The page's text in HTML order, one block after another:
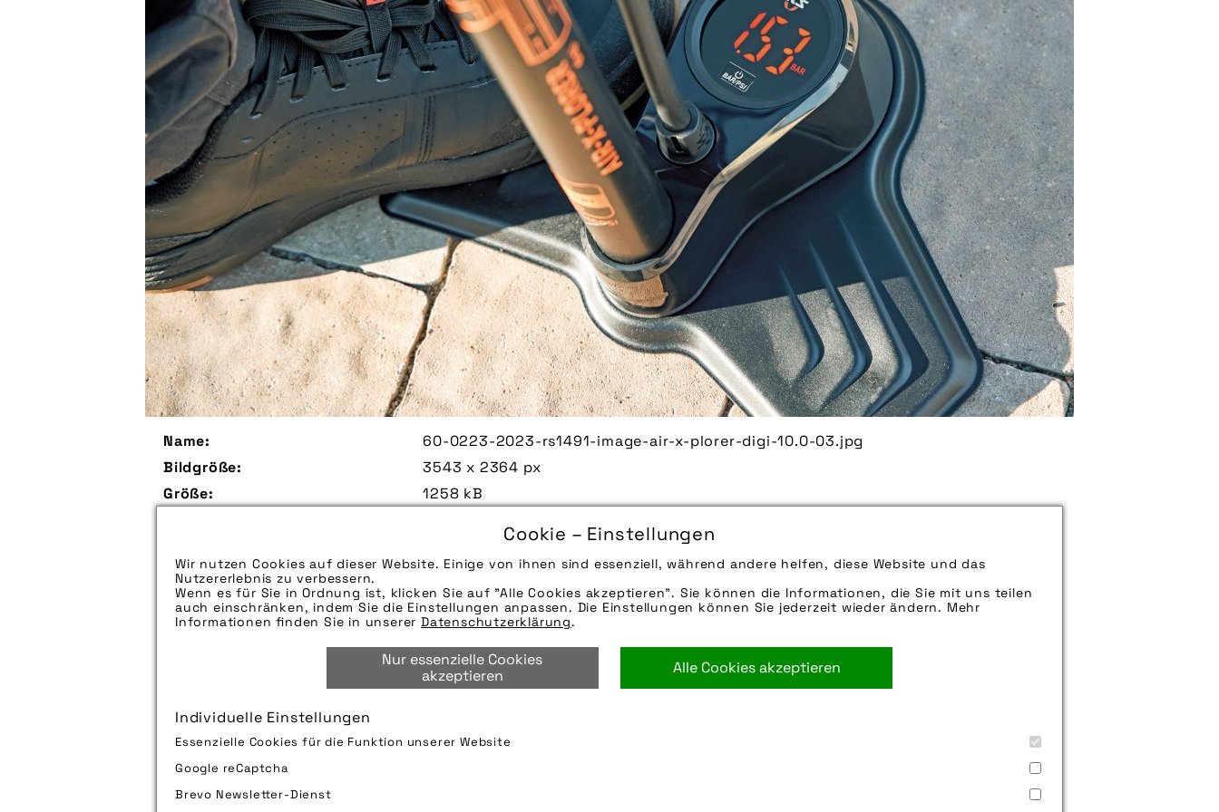
Cookie – Einstellungen
Wir nutzen Cookies auf dieser Website. Einige von ihnen sind essenziell, während andere helfen, diese Website und das
Nutzererlebnis zu verbessern.
Wenn es für Sie in Ordnung ist, klicken Sie auf "Alle Cookies akzeptieren". Sie können die Informationen, die Sie mit uns teilen
auch einschränken, indem Sie die Einstellungen anpassen. Die Einstellungen können Sie jederzeit wieder ändern. Mehr
Informationen finden Sie in unsererDatenschutzerklärung.
Nur essenzielle Cookies
akzeptieren
Alle Cookies akzeptieren
Individuelle Einstellungen
Essenzielle Cookies für die Funktion unserer Website
Google reCaptcha
Brevo Newsletter-Dienst
Name:
60-0223-2023-rs1491-image-air-x-plorer-digi-10.0-03.jpg
Bildgröße:
3543 x 2364 px
Größe:
1258 kB
Bei einer Luftpumpe mit Manometer lässt sich der Lluftdruck leicht ablesen.
Zu verwendender Bildnachweis:
Quelle/Source [´www.sks-germany.com | pd-f´]
Technik-Info:
Hinweise zur weiteren Recherche:
Modellname: Air-X-Plorer Digi 10.0
luftpumpe,schutzblech sks germany,sks metaplast scheffer-klute gmbh
standpumpe
Bild downloaden